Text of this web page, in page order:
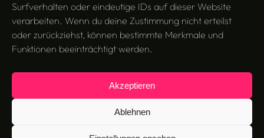
Surfverhalten oder eindeutige IDs auf dieser Website
verarbeiten. Wenn du deine Zustimmung nicht erteilst
oder zurückziehst, können bestimmte Merkmale und
Funktionen beeinträchtigt werden.
Akzeptieren
Ablehnen
Suchen